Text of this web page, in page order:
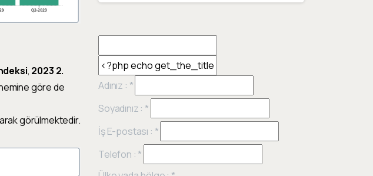
, 2023 2.
göre de
görülmektedir.
Adınız : *
Soyadınız : *
İş E-postası : *
Telefon : *